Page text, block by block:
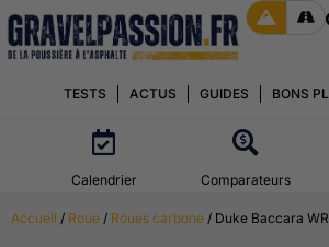
TESTS ACTUS GUIDES BONS
Calendrier Comparateurs
Accueil / Roue / Roues carbone / Duke Baccara